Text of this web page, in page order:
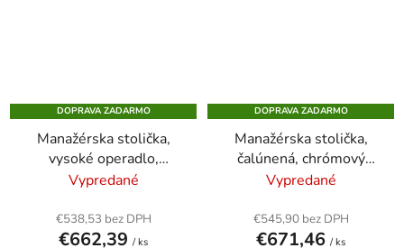
DOPRAVA ZADARMO
Manažérska stolička,
vysoké operadlo,
čalúnená, hliníkový
Lei", čierna
Vypredané
€538,53 bez DPH
€662,39 / ks
DOPRAVA ZADARMO
Manažérska stolička,
čalúnená, chrómový
podstavec, 24 h
Vypredané
€545,90 bez DPH
€671,46 / ks